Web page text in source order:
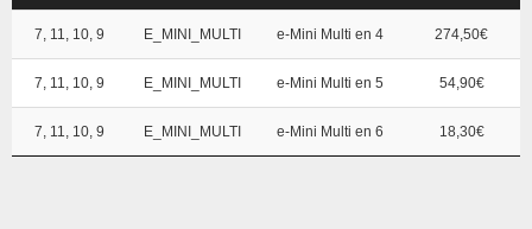
7, 11, 10, 9 E_MINI_MULTI e-Mini Multi en 4 274,50€
7, 11, 10, 9 E_MINI_MULTI e-Mini Multi en 5 54,90€
7, 11, 10, 9 E_MINI_MULTI e-Mini Multi en 6 18,30€